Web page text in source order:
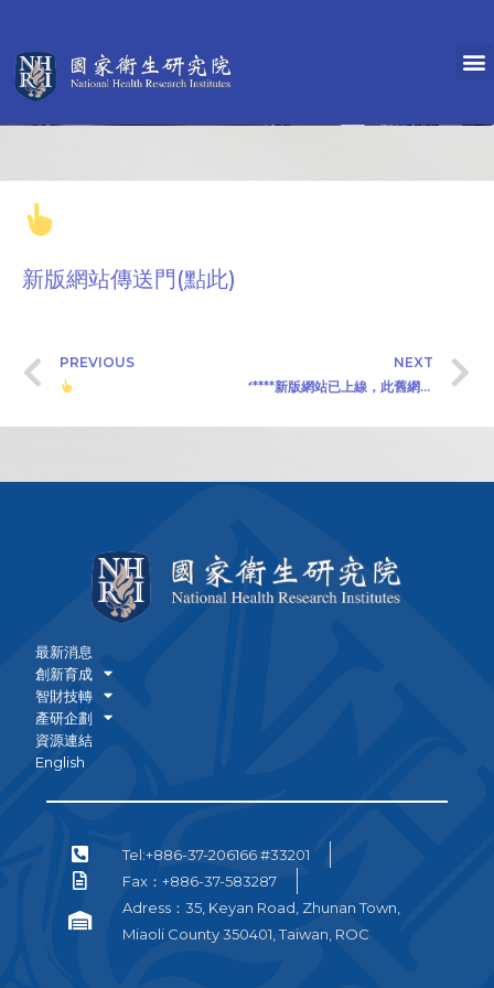
新版網站傳送門(點此)
PREVIOUS
NEXT
*****新版網站已上線，此舊網站僅更新到2026年2月25號，傳送門詳見內文******
最新消息
創新育成
智財技轉
產研企劃
資源連結
English
Tel:+886-37-206166 #33201
Fax：+886-37-583287
Adress：35, Keyan Road, Zhunan Town,
Miaoli County 350401, Taiwan, ROC